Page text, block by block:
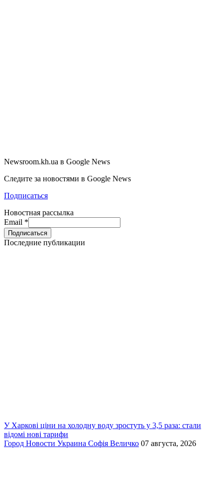
Newsroom.kh.ua в Google News
Следите за новостями в Google News
Подписаться
Новостная рассылка
Email *
Последние публикации
У Харкові ціни на холодну воду зростуть у 3,5 раза: стали
відомі нові тарифи
Город Новости Украина Софія Величко 07 августа, 2026